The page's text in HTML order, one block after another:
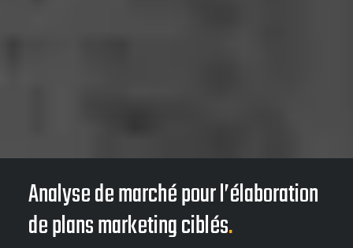
Analyse de marché pour l’élaboration
de plans marketing ciblés.